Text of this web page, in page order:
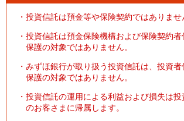
・ 投資信託は預金等や保険契約ではありませ
・ 投資信託は預金保険機構および保険契約者
保護の対象ではありません。
・ みずほ銀行が取り扱う投資信託は、投資者
保護の対象ではありません。
・ 投資信託の運用による利益および損失は投
のお客さまに帰属します。